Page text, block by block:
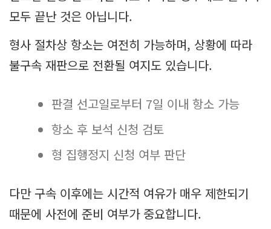
모두 끝난 것은 아닙니다.
형사 절차상 항소는 여전히 가능하며, 상황에 따라
불구속 재판으로 전환될 여지도 있습니다.
판결 선고일로부터 7일 이내 항소 가능
항소 후 보석 신청 검토
형 집행정지 신청 여부 판단
다만 구속 이후에는 시간적 여유가 매우 제한되기
때문에 사전에 준비 여부가 중요합니다.